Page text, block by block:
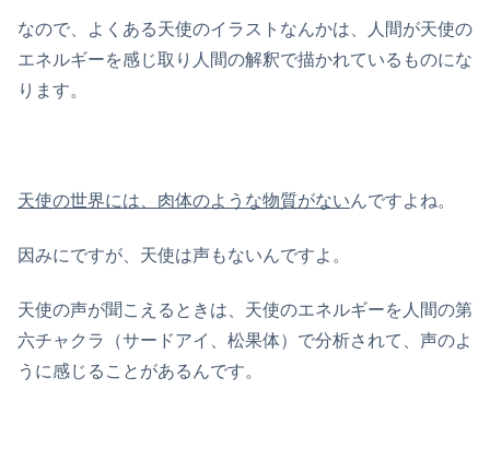
なので、よくある天使のイラストなんかは、人間が天使の
エネルギーを感じ取り人間の解釈で描かれているものにな
ります。
天使の世界には、肉体のような物質がないんですよね。
因みにですが、天使は声もないんですよ。
天使の声が聞こえるときは、天使のエネルギーを人間の第
六チャクラ（サードアイ、松果体）で分析されて、声のよ
うに感じることがあるんです。